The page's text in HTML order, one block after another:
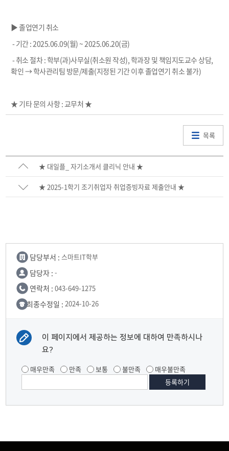
▶ 졸업연기 취소
- 기간 : 2025.06.09(월) ~ 2025.06.20(금)
- 취소 절차 : 학부(과)사무실(취소원 작성), 학과장 및 책임지도교수 상담,
확인 → 학사관리팀 방문/제출(지정된 기간 이후 졸업연기 취소 불가)
★ 기타 문의 사항 : 교무처 ★
목록
★ 대일플_ 자기소개서 클리닉 안내 ★
★ 2025-1학기 조기취업자 취업증빙자료 제출안내 ★
담당부서 : 스마트IT학부
담당자 : -
연락처 : 043-649-1275
최종수정일 : 2024-10-26
이 페이지에서 제공하는 정보에 대하여 만족하시나
요?
매우만족 만족 보통 불만족 매우불만족